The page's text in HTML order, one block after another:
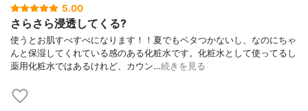
5.00
さらさら浸透してくる?
使うとお肌すべすべになります！！夏でもベタつかないし、なのにちゃ
んと保湿してくれている感のある化粧水です。化粧水として使ってるし
薬用化粧水ではあるけれど、カウン…続きを見る